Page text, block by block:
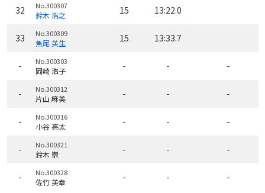
32 No.300307
鈴木 浩之 15 13:22.0
33 No.300309
魚尾 英生 15 13:33.7
- No.300303
岡崎 浩子 - - -
- No.300312
片山 麻美 - - -
- No.300316
小谷 亮太 - - -
- No.300321
鈴木 崇 - - -
- No.300328
佐竹 英幸 - - -